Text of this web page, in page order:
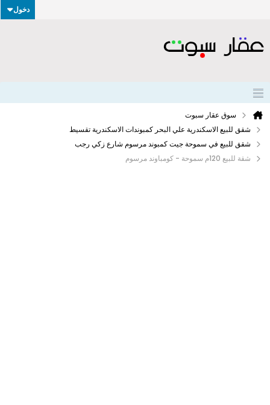
دخول
سوق عقار سبوت
شقق للبيع الاسكندرية علي البحر كمبوندات الاسكندرية تقسيط
شقق للبيع في سموحة جيت كمبوند مرسوم شارع زكي رجب
شقة للبيع 120م سموحة - كومباوند مرسوم